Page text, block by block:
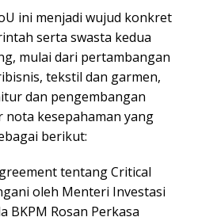
ini menjadi wujud konkret
serta swasta kedua
mulai dari pertambangan
tekstil dan garmen,
dan pengembangan
kesepahaman yang
berikut:
tentang Critical
oleh Menteri Investasi
BKPM Rosan Perkasa